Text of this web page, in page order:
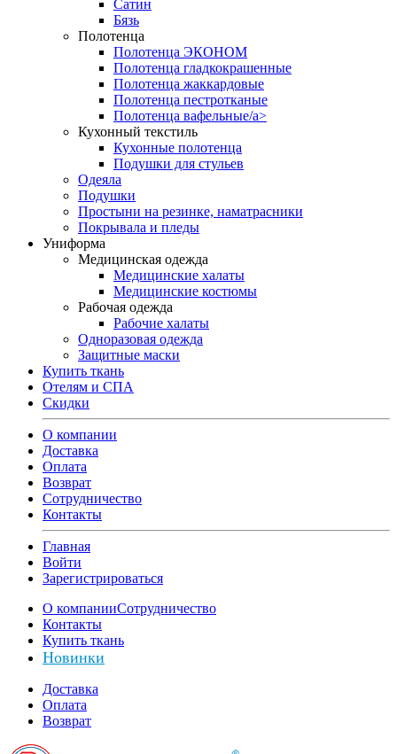
Сатин
Бязь
Полотенца
Полотенца ЭКОНОМ
Полотенца гладкокрашенные
Полотенца жаккардовые
Полотенца пестротканые
Полотенца вафельные/a>
Кухонный текстиль
Кухонные полотенца
Подушки для стульев
Одеяла
Подушки
Простыни на резинке, наматрасники
Покрывала и пледы
Униформа
Медицинская одежда
Медицинские халаты
Медицинские костюмы
Рабочая одежда
Рабочие халаты
Одноразовая одежда
Защитные маски
Купить ткань
Отелям и СПА
Скидки
О компании
Доставка
Оплата
Возврат
Сотрудничество
Контакты
Главная
Войти
Зарегистрироваться
О компанииСотрудничество
Контакты
Купить ткань
Новинки
Доставка
Оплата
Возврат